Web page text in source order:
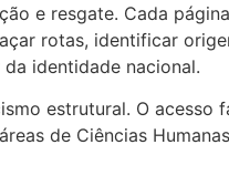
e resgate. Cada
rotas, identificar
identidade nacional.
estrutural. O acesso
de Ciências